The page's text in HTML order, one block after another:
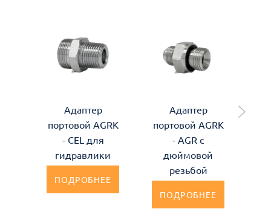
Адаптер
портовой AGRK
- CEL для
гидравлики
ПОДРОБНЕЕ
Адаптер
портовой AGRK
- AGR с
дюймовой
резьбой
ПОДРОБНЕЕ